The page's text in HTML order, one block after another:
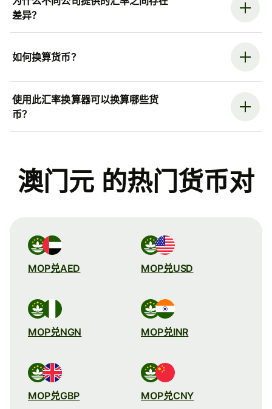
差异？
如何换算货币？
使用此汇率换算器可以换算哪些货
币？
澳门元 的热门货币对
MOP兑AED MOP兑USD
MOP兑NGN MOP兑INR
MOP兑GBP MOP兑CNY